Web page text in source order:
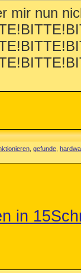
mir nun
gefunde
in